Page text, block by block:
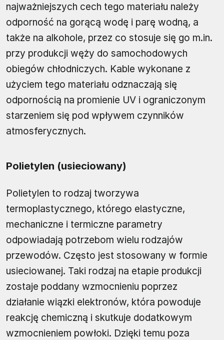
najważniejszych cech tego materiału należy
odporność na gorącą wodę i parę wodną, a
także na alkohole, przez co stosuje się go m.in.
przy produkcji węży do samochodowych
obiegów chłodniczych. Kable wykonane z
użyciem tego materiału odznaczają się
odpornością na promienie UV i ograniczonym
starzeniem się pod wpływem czynników
atmosferycznych.
Polietylen (usieciowany)
Polietylen to rodzaj tworzywa
termoplastycznego, którego elastyczne,
mechaniczne i termiczne parametry
odpowiadają potrzebom wielu rodzajów
przewodów. Często jest stosowany w formie
usieciowanej. Taki rodzaj na etapie produkcji
zostaje poddany wzmocnieniu poprzez
działanie wiązki elektronów, która powoduje
reakcję chemiczną i skutkuje dodatkowym
wzmocnieniem powłoki. Dzięki temu poza